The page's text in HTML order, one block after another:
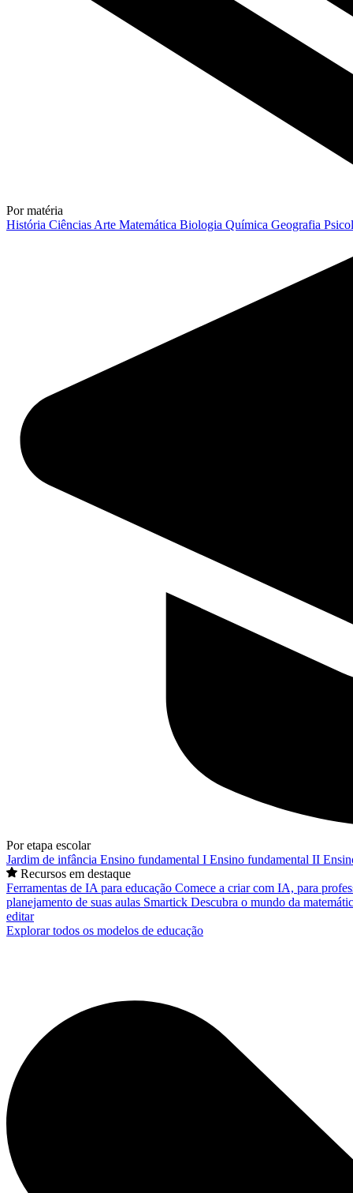
Por matéria
História Ciências Arte Matemática Biologia Química Geografia
Por etapa escolar
Jardim de infância Ensino fundamental I Ensino fundamental II
Recursos em destaque
Ferramentas de IA para educação Comece a criar com IA, para
planejamento de suas aulas Smartick Descubra o mundo da
editar
Explorar todos os modelos de educação